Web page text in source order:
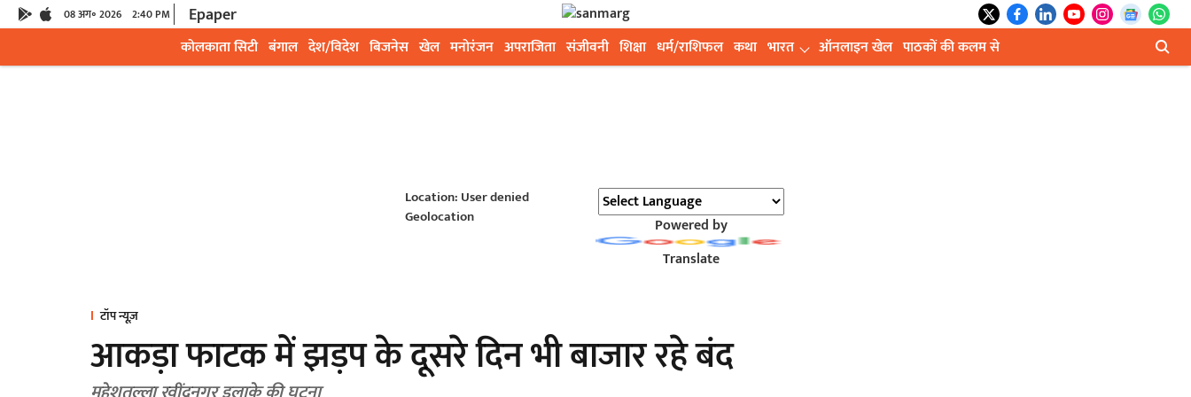
08 अग॰ 2026 2:40 PM Epaper
कोलकाता सिटी बंगाल देश/विदेश बिजनेस खेल मनोरंजन अपराजिता संजीवनी शिक्षा धर्म/राशिफल कथा भारत ऑनलाइन खेल पाठकों की कलम से
Location: User denied
Geolocation
Powered by
Translate
टॉप न्यूज़
आकड़ा फाटक में झड़प के दूसरे दिन भी बाजार रहे बंद